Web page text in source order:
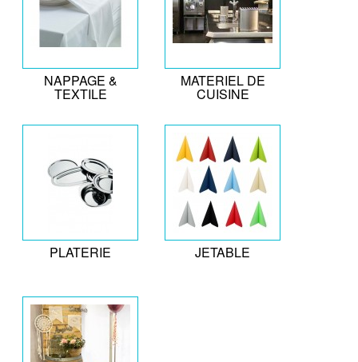
NAPPAGE &
TEXTILE
MATERIEL DE
CUISINE
PLATERIE JETABLE